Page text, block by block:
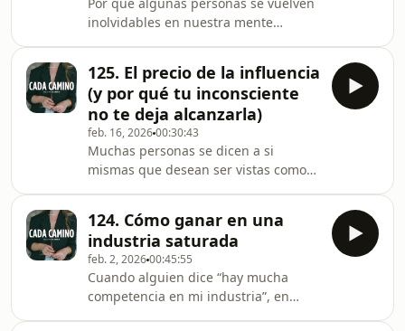
ni el algoritmo, ni siquiera el
contenido por sí solo. Su verdadera
ventaja era otra. Y en este episodio
indagamos en cua
inolvidables en nuestra mente
desapercibidas?En este episodio
exploramos la psicología de la
relevancia: qué hace que alguien
ocupe un lugar claro en el mapa
mental de otras personas y por qué
eso es mucho más poderoso que
tener alcance, seguidores o
viralidad.La mayoría de los creadores
digitales
125. El precio de la influencia
(y por qué tu inconsciente
no te deja alcanzarla)
feb. 16, 202600:30:43
Muchas personas se dicen a si
mismas que desean ser vistas como
realmente el coste a pagar? En este
episodio hablamos de un miedo
invisible -y muy poco hablado- que
frena a mujeres brillantes justo antes
de convertirse en autoridad y ocupar
su lugar en la mesa.Un miedo antiguo
124. Cómo ganar en una
industria saturada
feb. 2, 202600:45:55
Cuando alguien dice “hay mucha
competencia en mi industria”, en